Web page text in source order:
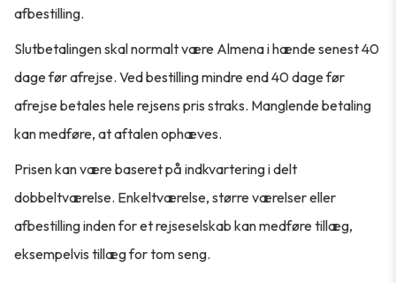
afbestilling.
Slutbetalingen skal normalt være Almena i hænde senest 40
dage før afrejse. Ved bestilling mindre end 40 dage før
afrejse betales hele rejsens pris straks. Manglende betaling
kan medføre, at aftalen ophæves.
Prisen kan være baseret på indkvartering i delt
dobbeltværelse. Enkeltværelse, større værelser eller
afbestilling inden for et rejseselskab kan medføre tillæg,
eksempelvis tillæg for tom seng.